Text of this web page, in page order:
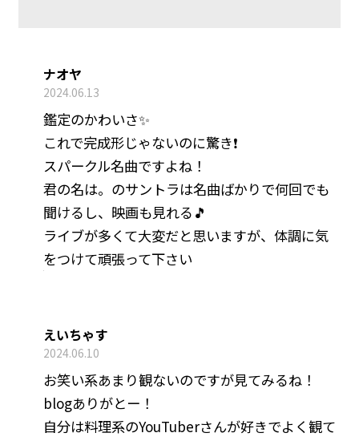
ナオヤ
2024.06.13
鑑定のかわいさ✨
これで完成形じゃないのに驚き❗
スパークル名曲ですよね！
君の名は。のサントラは名曲ばかりで何回でも
聞けるし、映画も見れる🎵
ライブが多くて大変だと思いますが、体調に気
をつけて頑張って下さい
えいちゃす
2024.06.10
お笑い系あまり観ないのですが見てみるね！
blogありがとー！
自分は料理系のYouTuberさんが好きでよく観て